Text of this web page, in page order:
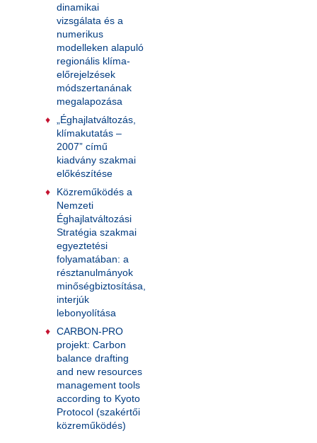
dinamikai
vizsgálata és a
numerikus
modelleken alapuló
regionális klíma-
előrejelzések
módszertanának
megalapozása
„Éghajlatváltozás,
klímakutatás –
2007” című
kiadvány szakmai
előkészítése
Közreműködés a
Nemzeti
Éghajlatváltozási
Stratégia szakmai
egyeztetési
folyamatában: a
résztanulmányok
minőségbiztosítása,
interjúk
lebonyolítása
CARBON-PRO
projekt: Carbon
balance drafting
and new resources
management tools
according to Kyoto
Protocol (szakértői
közreműködés)